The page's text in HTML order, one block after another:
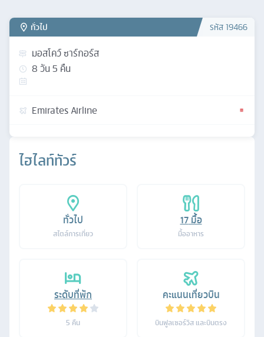
ไฮไลท์ทัวร์
ทั่วไป
สไตล์การเที่ยว
17มื้อ
มื้ออาหาร
ระดับที่พัก
5 คืน
คะแนนเที่ยวบิน
บินฟูลเซอร์วิส และบินตรง
ทั่วไป รหัส19466
มอสโคว์ ซาร์กอร์ส
8วัน5 คืน
Emirates Airline